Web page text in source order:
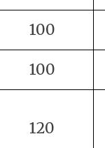
100
100
120